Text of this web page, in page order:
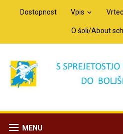
Dostopnost Vpis
O šoli/About
MENU